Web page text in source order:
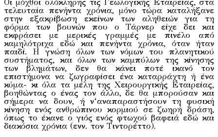
Οι μόχθοι ολόκληρης τις Γεωλογικής Εταιρείας, στα
τελευταία πενήντα χρόνια, μόνο τώρα καταλήξανε
στην εξακρίβωση εκείνων των αληθειών για τη
φόρμα των βουνών που ο Τάρνερ είχε δει και
εκφράσει με μερικές γραμμές με πινέλο από
καμηλότριχα εδώ και πενήντα χρόνια, όταν ήταν
παιδί. Η γνώση όλων των νόμων του πλανητικού
συστήματος, και όλων των καμπύλων της κίνησης
των βλημάτων, δεν θα κάνει ποτέ ικανό τον
επιστήμονα να ζωγραφίσει ένα καταρράχτη ή ένα
κύμα- κι όλα τα μέλη της Χειρουργικής Εταιρείας,
βοηθώντας ο ένας τον άλλο, δε θα μπορούσαν και
σήμερα να δουν, ή ν‘αναπαραστήσουν τη φυσική
κίνηση ενός ανθρώπινου κορμιού σε ζωηρή δράση,
όπως το έκανε ο γιός ενός φτωχού βαφειά εδώ και
διακόσια χρόνια (ενν. τον Τιντορέττο).